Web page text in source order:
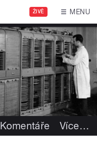
ŽIVĚ MENU
Komentáře Více…